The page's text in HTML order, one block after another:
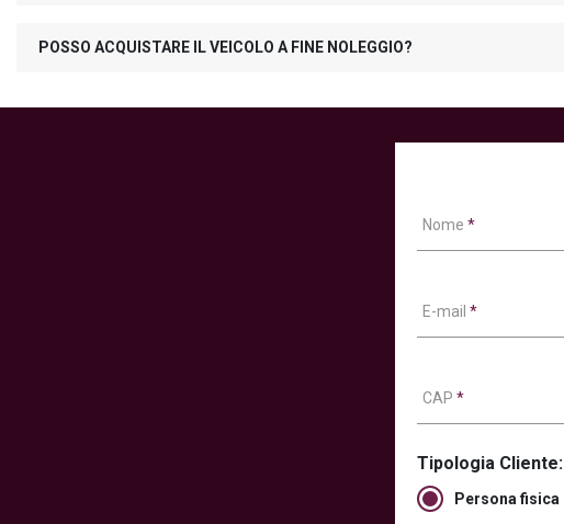
POSSO ACQUISTARE IL VEICOLO A FINE NOLEGGIO?
Nome *
E-mail *
CAP *
Tipologia Cliente:
Persona fisica